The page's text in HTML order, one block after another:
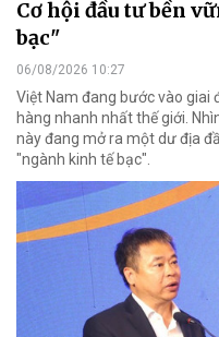
Cơ hội đầu tư bền
bạc"
06/08/2026 10:27
Việt Nam đang bước vào giai
hàng nhanh nhất thế giới.
này đang mở ra một dư địa
"ngành kinh tế bạc".